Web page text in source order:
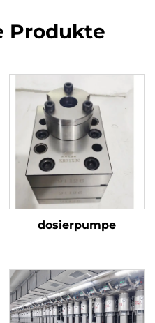
Produkte
dosierpumpe